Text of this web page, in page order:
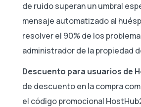
de ruido superan un umbral
mensaje automatizado al
resolver el 90% de los
administrador de la propiedad
Descuento para usuarios de
de descuento en la compra
el código promocional